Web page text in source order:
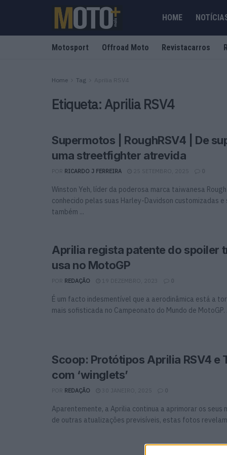
HOME
Motosport Offroad Moto Revistacarros
Home Tag Aprilia RSV4
Etiqueta:Aprilia RSV4
Supermotos | RoughRSV4 | De
uma streetfighter atrevida
RICARDO J FERREIRA 25 SETEMBRO, 2025 0
Winston Yeh, líder da poderosa marca taiwanesa
conhecido pelas suas Harley-Davidson customizadas e
também ...
Aprilia regista patente do spoiler
usa no MotoGP
REDAÇÃO 19 DEZEMBRO, 2023 0
É um facto indesmentível que a aerodinâmica está a
mais sofisticada no Campeonato do Mundo de MotoGP.
Scoop: Protótipos Aprilia RSV4 e
com ‘winglets’
REDAÇÃO 30 JANEIRO, 2025 0
Aparentemente, a Aprilia continua a aprimorar os seus
de outras atualizações previsíveis, estas fotos revelam